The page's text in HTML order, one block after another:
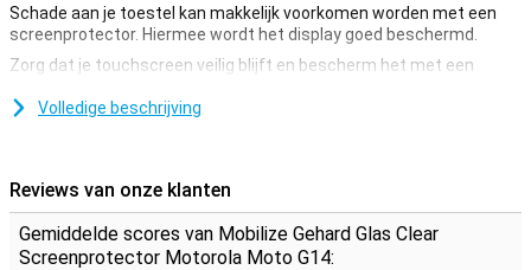
Schade aan je toestel kan makkelijk voorkomen worden met een
screenprotector. Hiermee wordt het display goed beschermd.
Zorg dat je touchscreen veilig blijft en bescherm het met een
stevig.
Een beschermlaag is ideaal als je je smartphone wilt beschermen
de display van je toestel. Zo blijft je toestel mooi en krasvrij.
Volledige beschrijving
Reviews van onze klanten
Gemiddelde scores van Mobilize Gehard Glas Clear
Screenprotector Motorola Moto G14: